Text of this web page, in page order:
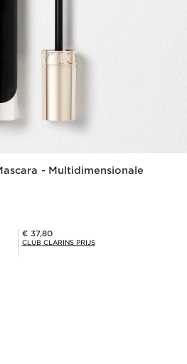
- Multidimensionale
Club Clarins Prijs € 37,80
€ 37,80
CLUB CLARINS PRIJS